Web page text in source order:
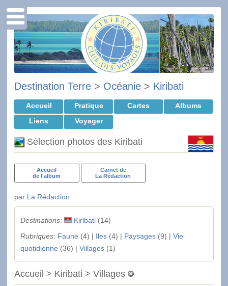
Destination Terre > Océanie > Kiribati
Accueil Pratique Cartes
Albums
Liens
Voyager
Sélection photos des Kiribati
Accueil
de l'album
Carnet de
La Rédaction
par La Rédaction
Destinations: Kiribati(14)
Rubriques: Faune (4) | Iles(4) | Paysages(9) | Vie
quotidienne (36) | Villages(1)
Accueil > Kiribati > Villages